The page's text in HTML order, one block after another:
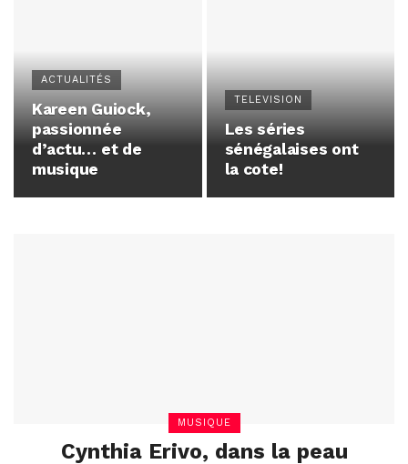
ACTUALITÉS
Kareen Guiock,
passionnée
d’actu… et de
musique
TELEVISION
Les séries
sénégalaises ont
la cote!
MUSIQUE
Cynthia Erivo, dans la peau